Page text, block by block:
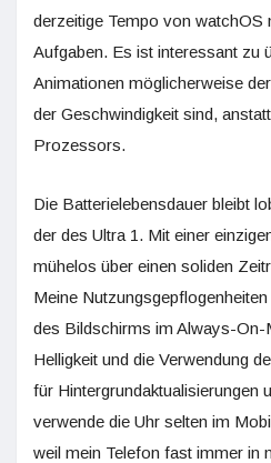
derzeitige Tempo von watchOS
Aufgaben. Es ist interessant zu
Animationen möglicherweise
der Geschwindigkeit sind,
Prozessors.
Die Batterielebensdauer bleibt
der des Ultra 1. Mit einer
mühelos über einen soliden
Meine
des Bildschirms im Always-On-
Helligkeit und die Verwendung
für Hintergrundaktualisierungen
verwende die Uhr selten im
weil mein Telefon fast immer in